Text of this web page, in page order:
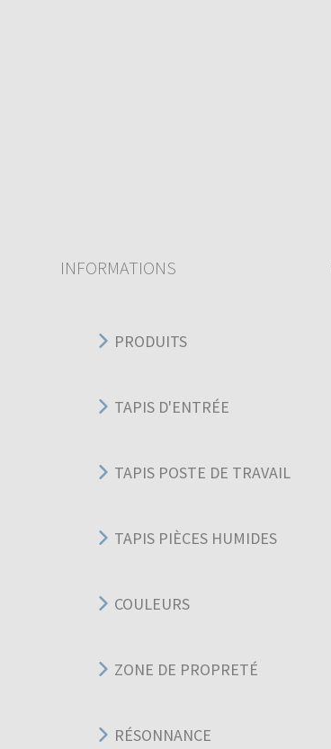
INFORMATIONS
PRODUITS
TAPIS D'ENTRÉE
TAPIS POSTE DE TRAVAIL
TAPIS PIÈCES HUMIDES
COULEURS
ZONE DE PROPRETÉ
RÉSONNANCE